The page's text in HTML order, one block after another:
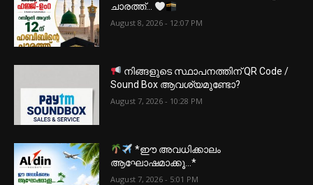
ചാരത്ത്…
August 8, 2026 - 12:07 PM
നിങ്ങളുടെ സ്ഥാപനത്തിന് QR Code /
Sound Box ആവശ്യമുണ്ടോ?
August 7, 2026 - 10:28 PM
*ഈ അവധിക്കാലം
ആഘോഷമാക്കൂ…*
August 7, 2026 - 5:01 PM